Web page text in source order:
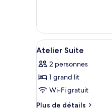
le
type
de
Suite,
terrasse
Afficher
toutes
les
photos
pour
ce
5
Atelier Suite
2 personnes
1 grand lit
Wi-Fi gratuit
Plus de détails
Plus